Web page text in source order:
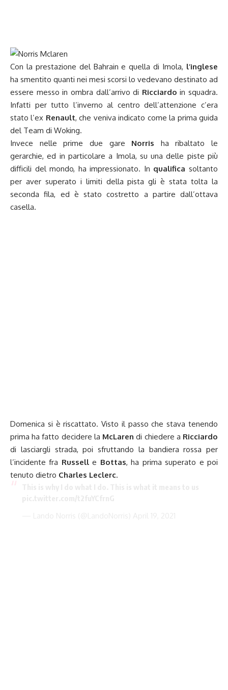
Con la prestazione del Bahrain e quella di Imola, l’inglese
ha smentito quanti nei mesi scorsi lo vedevano destinato ad
essere messo in ombra dall’arrivo di Ricciardo in squadra.
Infatti per tutto l’inverno al centro dell’attenzione c’era
stato l’ex Renault, che veniva indicato come la prima guida
del Team di Woking.
Invece nelle prime due gare Norris ha ribaltato le
gerarchie, ed in particolare a Imola, su una delle piste più
difficili del mondo, ha impressionato. In qualifica soltanto
per aver superato i limiti della pista gli è stata tolta la
seconda fila, ed è stato costretto a partire dall’ottava
casella.
Domenica si è riscattato. Visto il passo che stava tenendo
prima ha fatto decidere la McLaren di chiedere a Ricciardo
di lasciargli strada, poi sfruttando la bandiera rossa per
l’incidente fra Russelle Bottas, ha prima superato e poi
tenuto dietro Charles Leclerc.